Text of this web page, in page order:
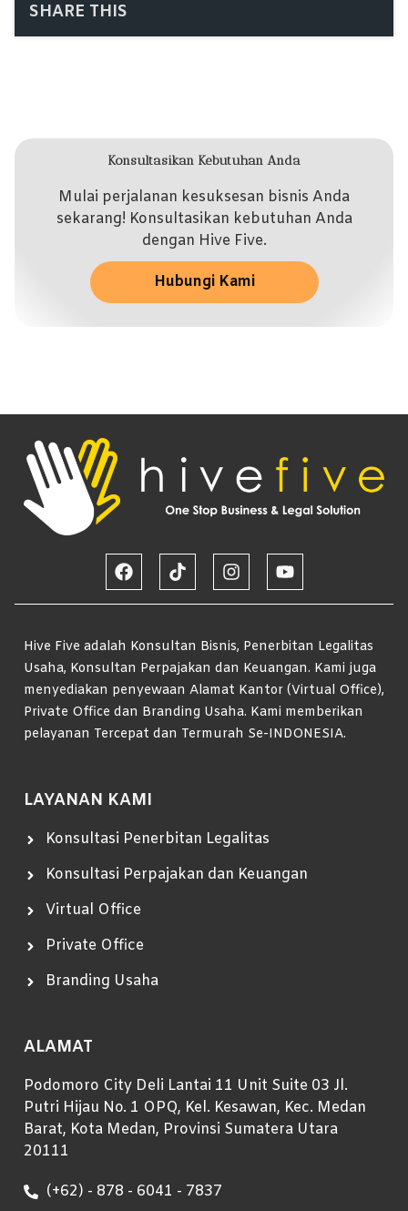
SHARE THIS
Konsultasikan Kebutuhan Anda
Mulai perjalanan kesuksesan bisnis Anda
sekarang! Konsultasikan kebutuhan Anda
dengan Hive Five.
Hubungi Kami
Hive Five adalah Konsultan Bisnis, Penerbitan Legalitas
Usaha, Konsultan Perpajakan dan Keuangan. Kami juga
menyediakan penyewaan Alamat Kantor (Virtual Office),
Private Office dan Branding Usaha. Kami memberikan
pelayanan Tercepat dan Termurah Se-INDONESIA.
LAYANAN KAMI
Konsultasi Penerbitan Legalitas
Konsultasi Perpajakan dan Keuangan
Virtual Office
Private Office
Branding Usaha
ALAMAT
Podomoro City Deli Lantai 11 Unit Suite 03 Jl.
Putri Hijau No. 1 OPQ, Kel. Kesawan, Kec. Medan
Barat, Kota Medan, Provinsi Sumatera Utara
20111
(+62) - 878 - 6041 - 7837